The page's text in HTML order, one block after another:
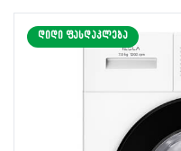
ᲓᲘᲓᲘ ᲤᲐᲡᲓᲐᲙᲚᲔᲑᲐ